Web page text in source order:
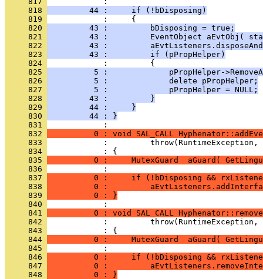
     818
         44 :     if (!bDisposing)
     819
     820
         43 :         bDisposing = true;
     821
43 :         EventObject aEvtObj(
     822
43 :
     823
         43 :         if (pPropHelper)
     824
     825
5 :             pPropHelper-
     826
          5 :             delete pPropHelper;
     827
          5 :             pPropHelper = NULL;
     828
         43 :         }
     829
         44 :     }
     830
         44 : }
     831
     832
0 : void SAL_CALL
     833
     834
     835
0 :     MutexGuard  aGuard(
     836
     837
0 :     if (!bDisposing &&
     838
0 :
     839
          0 : }
     840
     841
0 : void SAL_CALL
     842
     843
     844
0 :     MutexGuard  aGuard(
     845
     846
0 :     if (!bDisposing &&
     847
0 :
     848
          0 : }